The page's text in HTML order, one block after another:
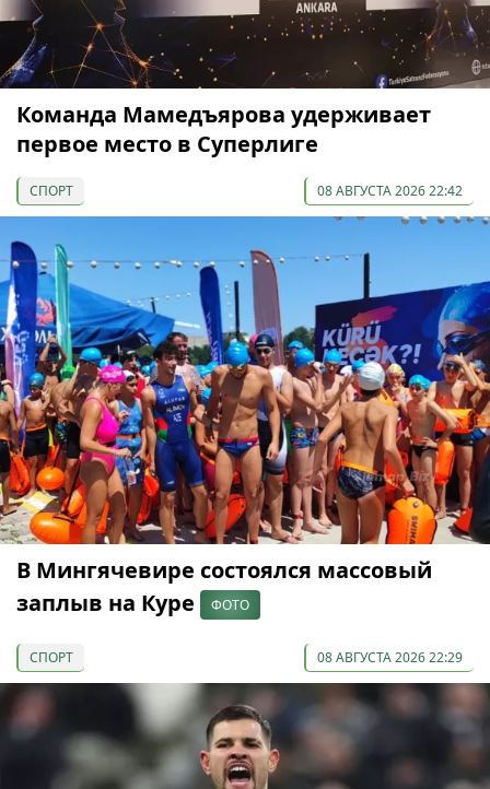
Команда Мамедъярова удерживает
первое место в Суперлиге
СПОРТ 08 АВГУСТА 2026 22:42
В Мингячевире состоялся массовый
заплыв на Куре
ФОТО
СПОРТ 08 АВГУСТА 2026 22:29